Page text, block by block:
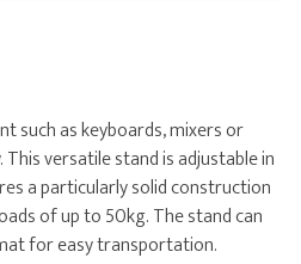
such as keyboards, mixers or
versatile stand is adjustable in
a particularly solid construction
of up to 50kg. The stand can
for easy transportation.